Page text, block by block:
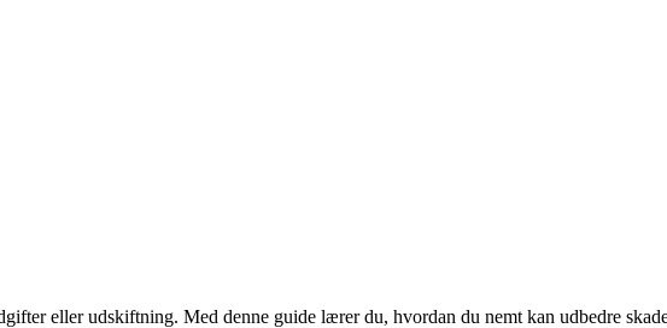
eller udskiftning. Med denne guide lærer du, hvordan du nemt kan udbedre